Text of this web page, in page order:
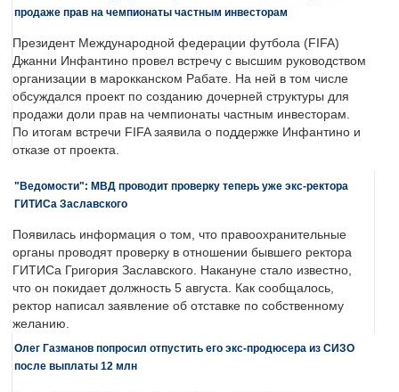
продаже прав на чемпионаты частным инвесторам
Президент Международной федерации футбола (FIFA)
Джанни Инфантино провел встречу с высшим руководством
организации в марокканском Рабате. На ней в том числе
обсуждался проект по созданию дочерней структуры для
продажи доли прав на чемпионаты частным инвесторам.
По итогам встречи FIFA заявила о поддержке Инфантино и
отказе от проекта.
"Ведомости": МВД проводит проверку теперь уже экс-ректора
ГИТИСа Заславского
Появилась информация о том, что правоохранительные
органы проводят проверку в отношении бывшего ректора
ГИТИСа Григория Заславского. Накануне стало известно,
что он покидает должность 5 августа. Как сообщалось,
ректор написал заявление об отставке по собственному
желанию.
Олег Газманов попросил отпустить его экс-продюсера из СИЗО
после выплаты 12 млн